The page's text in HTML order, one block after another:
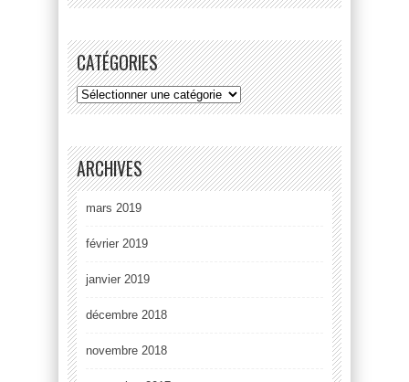
CATÉGORIES
ARCHIVES
mars 2019
février 2019
janvier 2019
décembre 2018
novembre 2018